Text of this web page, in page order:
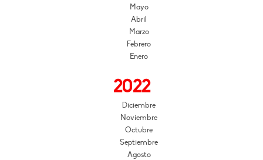
Mayo
Abril
Marzo
Febrero
Enero
2022
Diciembre
Noviembre
Octubre
Septiembre
Agosto